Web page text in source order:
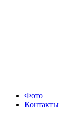
Фото
Контакты